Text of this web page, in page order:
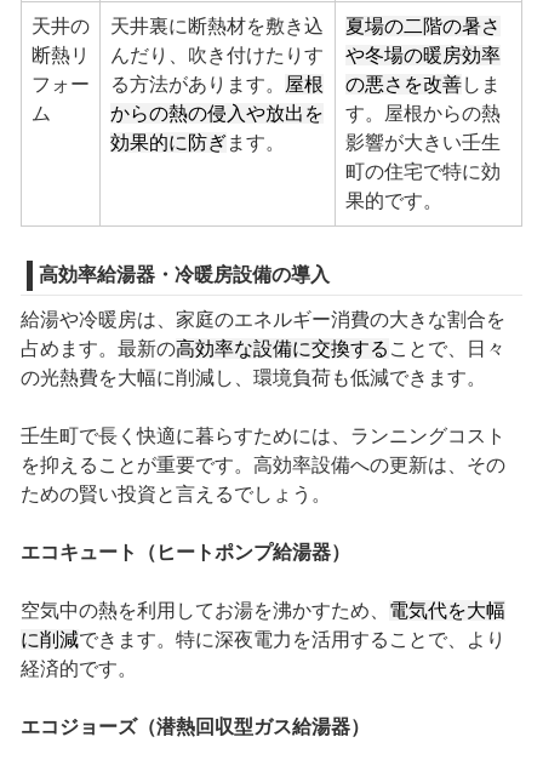
天井の
断熱リ
フォー
ム
天井裏に断熱材を敷き込
んだり、吹き付けたりす
る方法があります。
屋根
からの熱の侵入や放出を
効果的に防ぎます。
夏場の二階の暑さ
や冬場の暖房効率
の悪さを改善しま
す。屋根からの熱
影響が大きい壬生
町の住宅で特に効
果的です。
高効率給湯器・冷暖房設備の導入
給湯や冷暖房は、家庭のエネルギー消費の大きな割合を
占めます。最新の高効率な設備に交換する ことで、日々
の光熱費を大幅に削減し、環境負荷も低減できます。
壬生町で長く快適に暮らすためには、ランニングコスト
を抑えることが重要です。高効率設備への更新は、その
ための賢い投資と言えるでしょう。
エコキュート（ヒートポンプ給湯器）
空気中の熱を利用してお湯を沸かすため、 電気代を大幅
に削減できます。特に深夜電力を活用することで、より
経済的です。
エコジョーズ（潜熱回収型ガス給湯器）